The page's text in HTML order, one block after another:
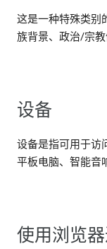
这是一种特殊类别
族背景、政治/宗教
设备
设备是指可用于访
平板电脑、智能音
使用浏览